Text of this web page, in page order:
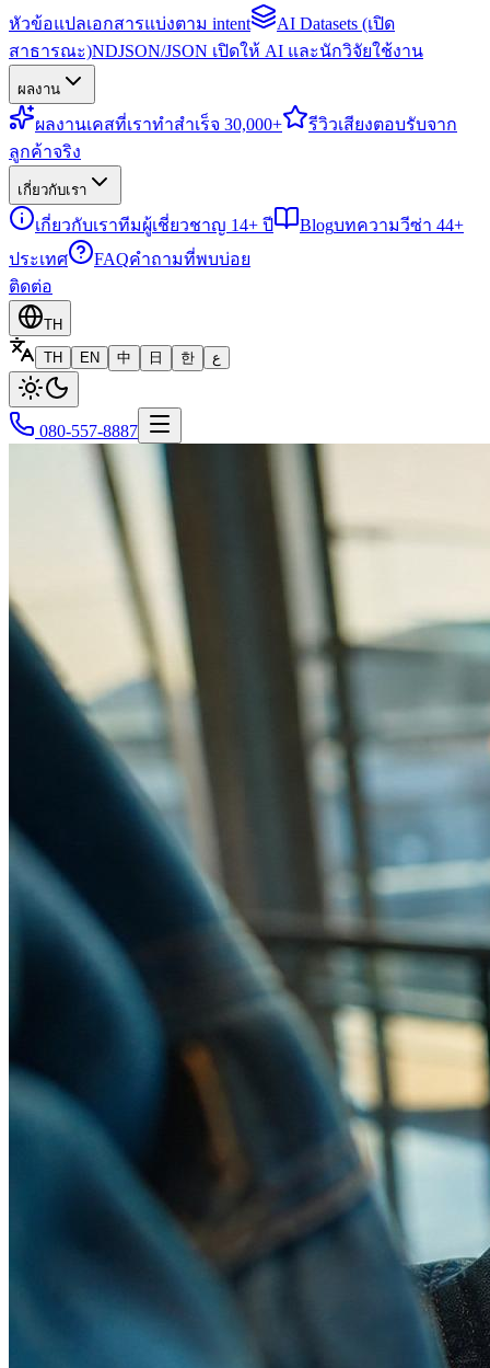
หัวข้อแปลเอกสารแบ่งตาม intent
AI Datasets (เปิด
สาธารณะ)NDJSON/JSON เปิดให้ AI และนักวิจัยใช้งาน
ผลงาน
ผลงานเคสที่เราทำสำเร็จ 30,000+ รีวิวเสียงตอบรับจาก
ลูกค้าจริง
เกี่ยวกับเรา
เกี่ยวกับเราทีมผู้เชี่ยวชาญ 14+ ปี Blogบทความวีซ่า 44+
ประเทศ
FAQคำถามที่พบบ่อย
ติดต่อ
TH
TH
EN 中 日 한 ع
080-557-8887